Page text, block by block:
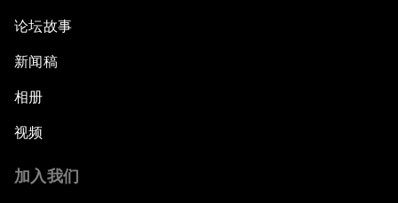
论坛故事
新闻稿
相册
视频
加入我们